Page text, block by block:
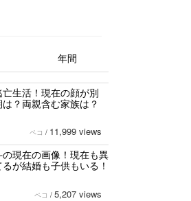
年間
生活！現在の顔が別
？両親含む家族は？
ペコ / 11,999 views
現在の画像！現在も異
が結婚も子供もいる！
ペコ / 5,207 views